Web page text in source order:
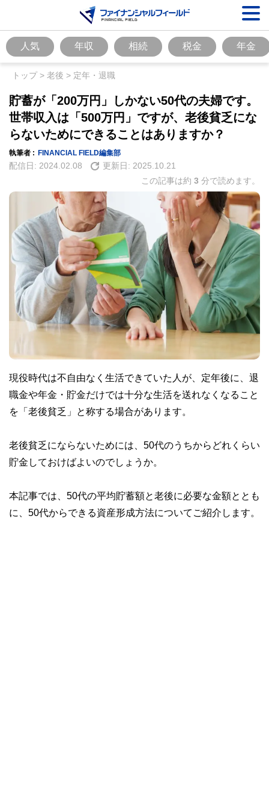
人気 年収 相続 税金 年金
トップ> 老後 > 定年・退職
貯蓄が「200万円」しかない50代の夫婦です。
世帯収入は「500万円」ですが、老後貧乏にな
らないためにできることはありますか？
執筆者 : FINANCIAL FIELD編集部
配信日: 2024.02.08 更新日: 2025.10.21
この記事は約 3 分で読めます。
現役時代は不自由なく生活できていた人が、定年後に、退
職金や年金・貯金だけでは十分な生活を送れなくなること
を「老後貧乏」と称する場合があります。
老後貧乏にならないためには、50代のうちからどれくらい
貯金しておけばよいのでしょうか。
本記事では、50代の平均貯蓄額と老後に必要な金額ととも
に、50代からできる資産形成方法についてご紹介します。